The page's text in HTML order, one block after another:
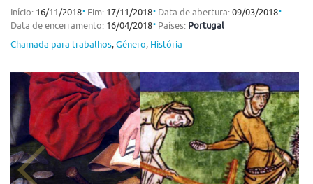
Início: 16/11/2018⋅ Fim: 17/11/2018⋅ Data de abertura: 09/03/2018⋅
Data de encerramento: 16/04/2018⋅ Países: Portugal
Chamada para trabalhos, Género, História